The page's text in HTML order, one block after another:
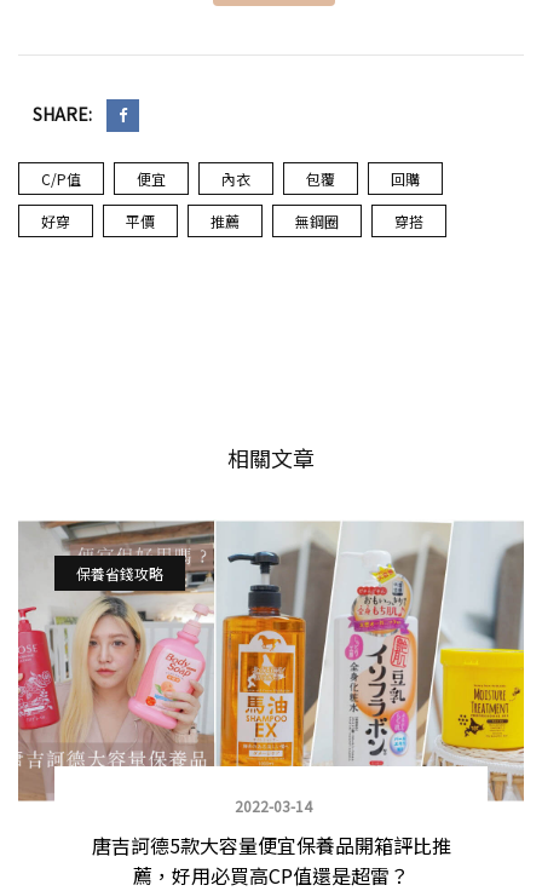
SHARE:
C/P值 便宜 內衣 包覆 回購
好穿 平價 推薦 無鋼圈 穿搭
相關文章
保養省錢攻略
2022-03-14
唐吉訶德5款大容量便宜保養品開箱評比推
薦，好用必買高CP值還是超雷？